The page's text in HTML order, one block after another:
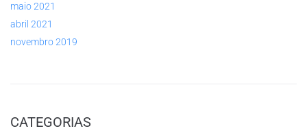
maio 2021
abril 2021
novembro 2019
CATEGORIAS